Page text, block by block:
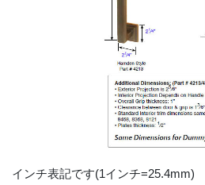
インチ表記です(1インチ=25.4mm)